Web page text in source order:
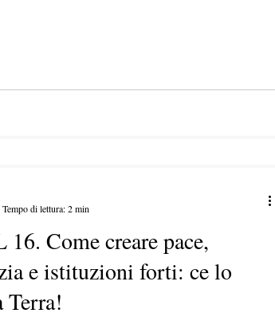
16. Come creare pace,
e istituzioni forti: ce lo
Terra!
Tempo di lettura: 2 min